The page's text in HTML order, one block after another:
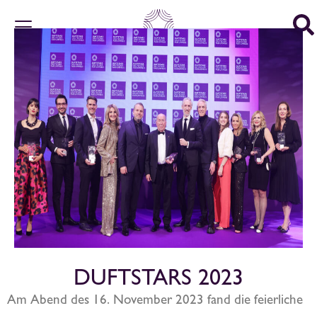
DUFTSTARS 2023
Am Abend des 16. November 2023 fand die feierliche